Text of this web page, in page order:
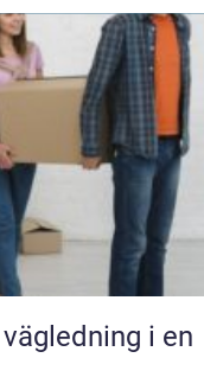
i en